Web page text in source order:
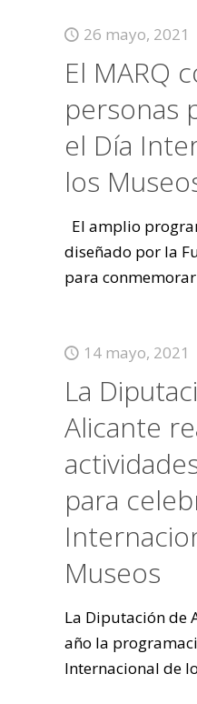
26 mayo, 2021
El MARQ
personas
el Día
los
El amplio
diseñado por la
para
14 mayo, 2021
La
Alicante
para
Museos
La Diputación de
año la
Internacional de